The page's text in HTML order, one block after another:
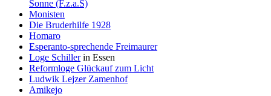
Sonne (F.z.a.S)
Monisten
Die Bruderhilfe 1928
Homaro
Esperanto-sprechende Freimaurer
Loge Schillerin Essen
Reformloge Glückauf zum Licht
Ludwik Lejzer Zamenhof
Amikejo